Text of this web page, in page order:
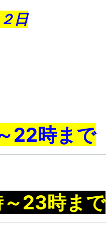
日
22時まで
23時まで